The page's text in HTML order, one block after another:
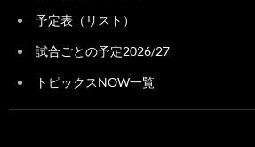
予定表（リスト）
試合ごとの予定2026/27
トピックスNOW一覧